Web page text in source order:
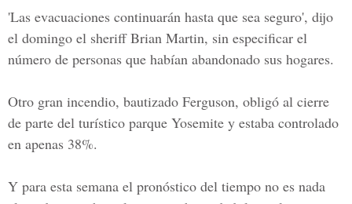
'Las evacuaciones continuarán hasta que sea seguro', dijo
el domingo el sheriff Brian Martin, sin especificar el
número de personas que habían abandonado sus hogares.
Otro gran incendio, bautizado Ferguson, obligó al cierre
de parte del turístico parque Yosemite y estaba controlado
en apenas 38%.
Y para esta semana el pronóstico del tiempo no es nada